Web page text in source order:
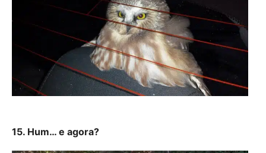
15. Hum… e agora?